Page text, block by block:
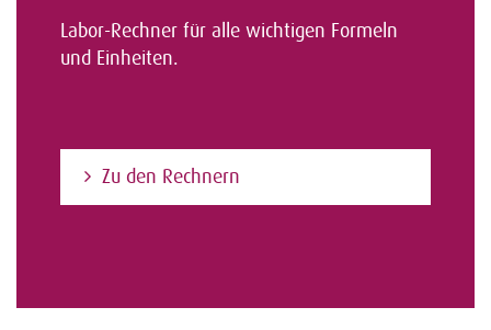
Labor-Rechner für alle wichtigen Formeln
und Einheiten.
Zu den Rechnern